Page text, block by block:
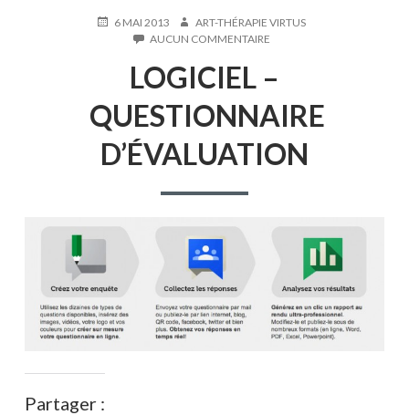
D'ARIANE
PUBLIÉ6 MAI 2013 AUTEUR
ART-THÉRAPIE VIRTUS
AUCUN COMMENTAIRE
D’ÉVALUATION
LOGICIEL –
QUESTIONNAIRE
D’ÉVALUATION
Partager :